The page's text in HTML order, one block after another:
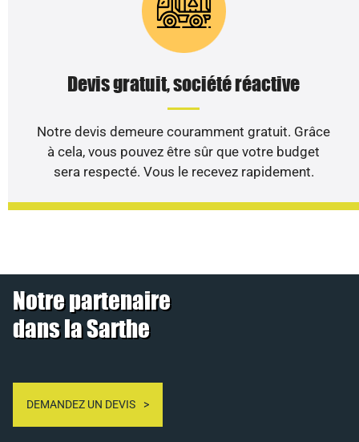
Devis gratuit, société réactive
Notre devis demeure couramment gratuit. Grâce
à cela, vous pouvez être sûr que votre budget
sera respecté. Vous le recevez rapidement.
Notre partenaire
dans la Sarthe
DEMANDEZ UN DEVIS